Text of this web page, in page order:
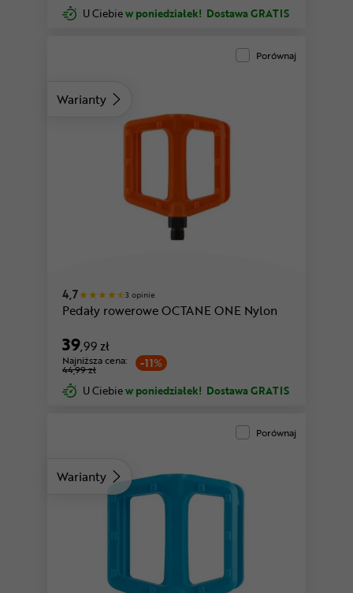
U Ciebiew poniedziałek! Dostawa GRATIS
Warianty
Porównaj
4,7 3 opinie
Pedały rowerowe OCTANE ONE Nylon
39,99 zł
-11%
Najniższa cena:
44,99 zł
U Ciebiew poniedziałek! Dostawa GRATIS
Warianty
Porównaj